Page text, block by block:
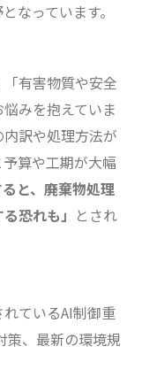
なっています。
「有害物質や安全
みを抱えていま
訳や処理方法が
算や工期が大幅
ると、廃棄物処理
恐れも」 とされ
ているAI制御重
策、最新の環境規